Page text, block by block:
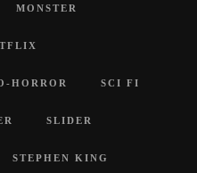
MONSTER
HORROR SCI FI
SLIDER
STEPHEN KING